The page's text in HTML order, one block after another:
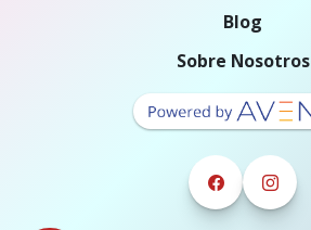
Blog
Sobre Nosotros